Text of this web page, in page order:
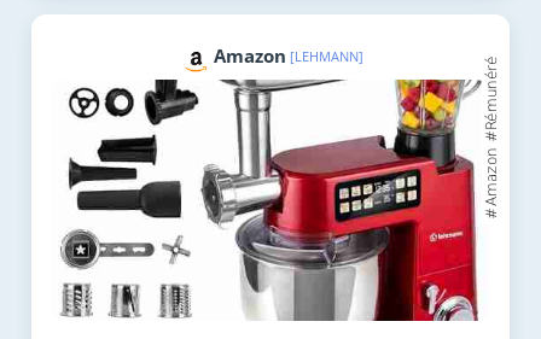
Amazon [LEHMANN]